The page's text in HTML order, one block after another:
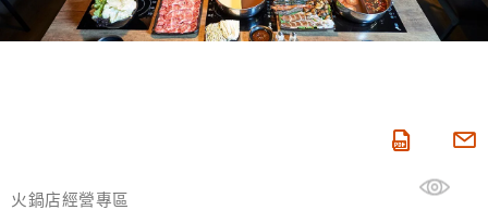
火鍋店經營專區